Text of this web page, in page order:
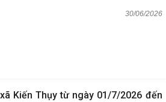
30/06/2026
Kiến Thụy từ ngày 01/7/2026 đến